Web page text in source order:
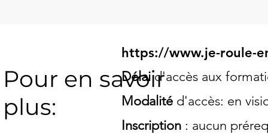
Pour en savoir
plus:
https://www.je-roule-
Délaid'accès aux
Modalité d'accès: en
Inscription : aucun